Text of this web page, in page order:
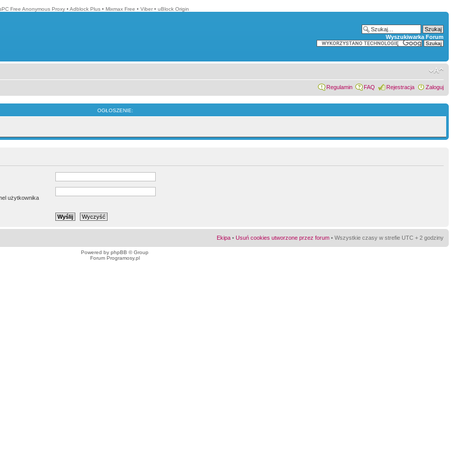
Free Anonymous Proxy • Adblock Plus • Mixmax Free • Viber • uBlock Origin
Wyszukiwarka Forum
Regulamin FAQ Rejestracja Zaloguj
OGŁOSZENIE:
użytkownika
Ekipa • Usuń cookies utworzone przez forum • Wszystkie czasy w strefie UTC + 2 godziny
Powered by phpBB © Group
Forum Programosy.pl